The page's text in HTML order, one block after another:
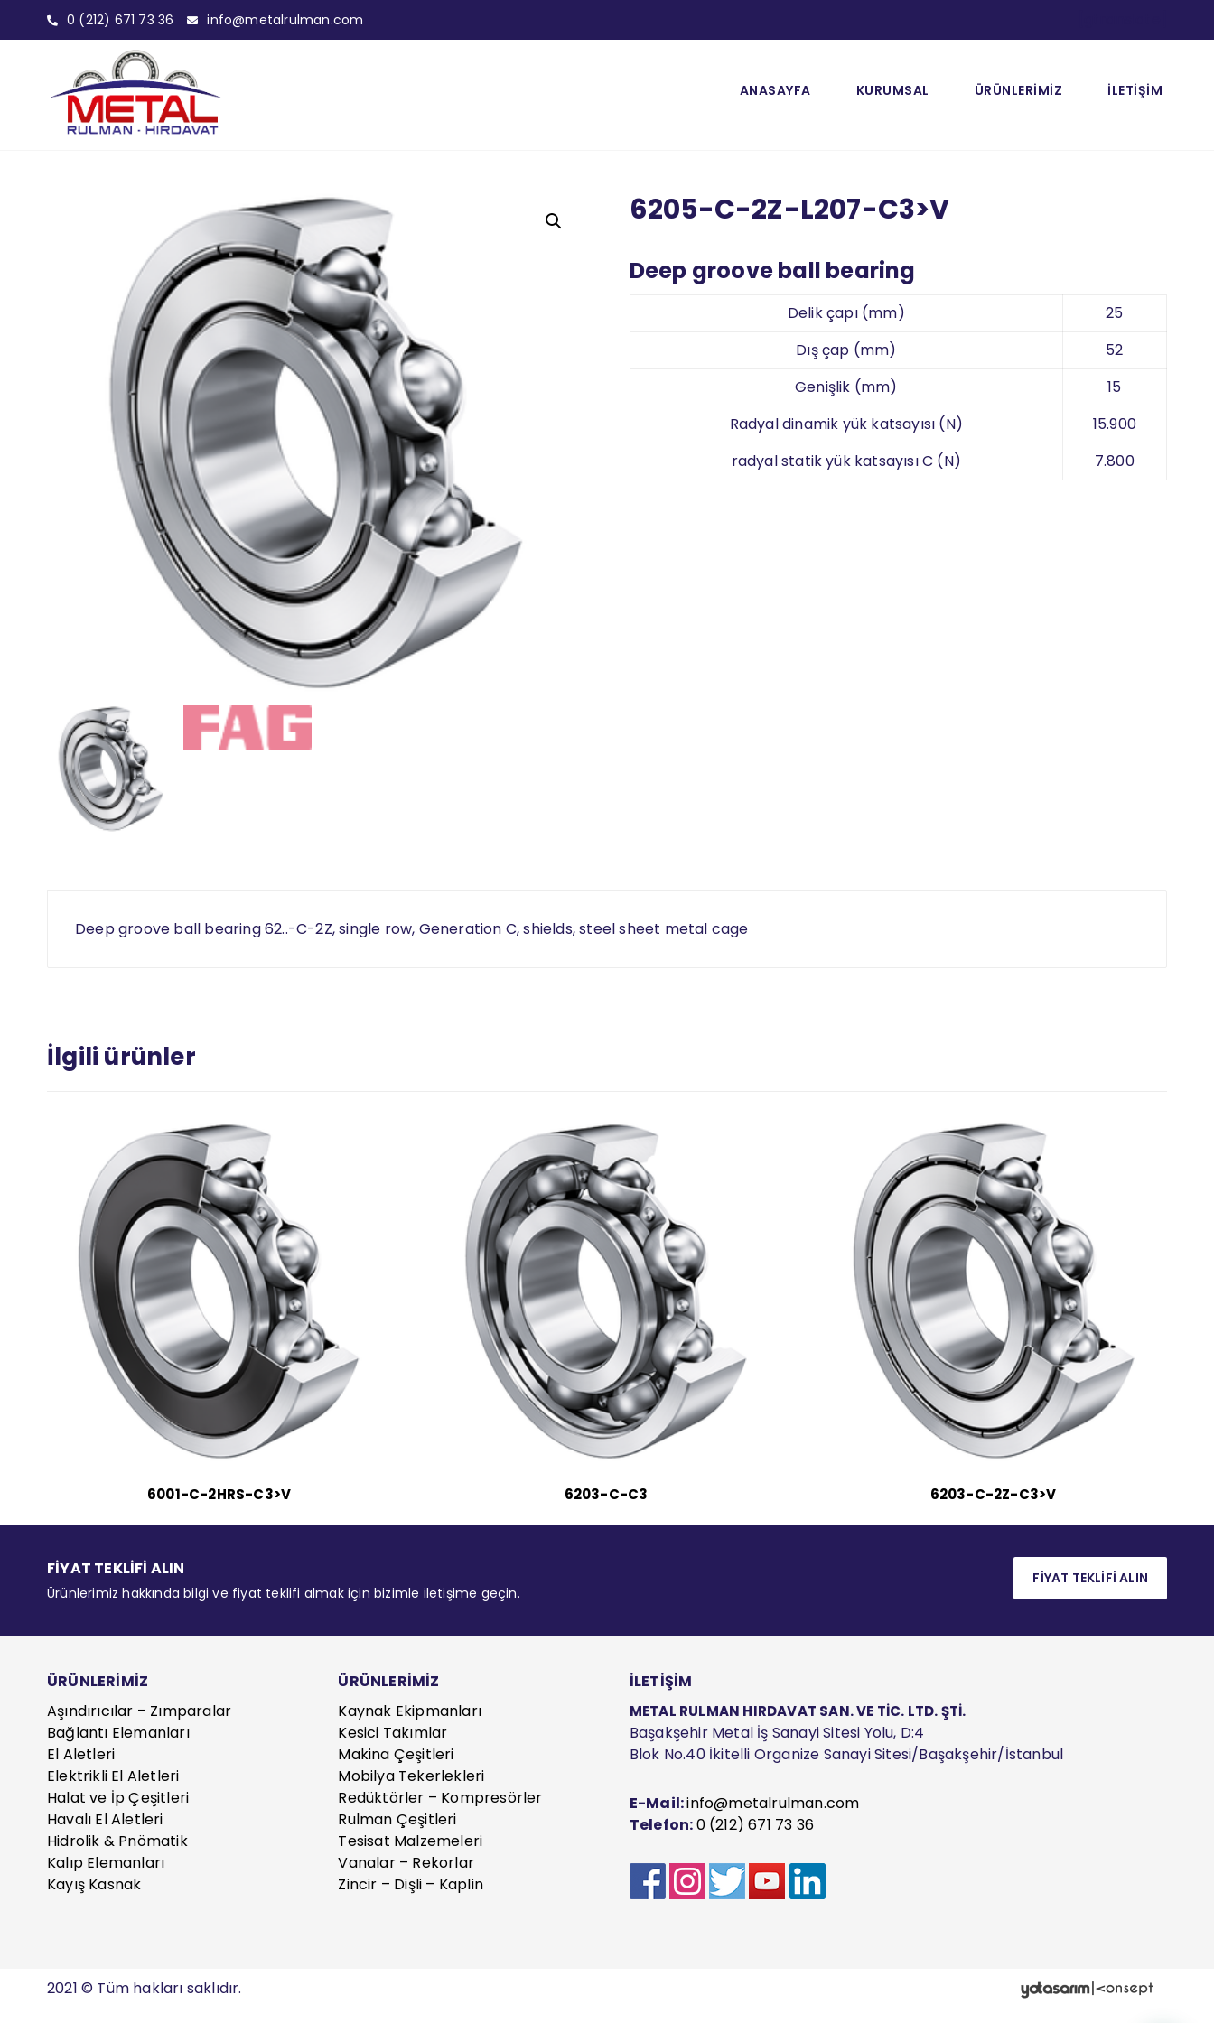
0 (212) 671 73 36 info@metalrulman.com
ANASAYFA KURUMSAL ÜRÜNLERİMİZ İLETİŞİM
6205-C-2Z-L207-C3>V
Deep groove ball bearing
Delik çapı (mm)
25
Dış çap (mm)
52
Genişlik (mm)
15
Radyal dinamik yük katsayısı (N)
15.900
radyal statik yük katsayısı C (N)
7.800
Deep groove ball bearing 62..-C-2Z, single row, Generation C, shields, steel sheet metal cage
İlgili ürünler
6001-C-2HRS-C3>V 6203-C-C3 6203-C-2Z-C3>V
FİYAT TEKLİFİ ALIN
Ürünlerimiz hakkında bilgi ve fiyat teklifi almak için bizimle iletişime geçin.
FİYAT TEKLİFİ ALIN
ÜRÜNLERİMİZ
Aşındırıcılar – Zımparalar
Bağlantı Elemanları
El Aletleri
Elektrikli El Aletleri
Halat ve İp Çeşitleri
Havalı El Aletleri
Hidrolik & Pnömatik
Kalıp Elemanları
Kayış Kasnak
ÜRÜNLERİMİZ
Kaynak Ekipmanları
Kesici Takımlar
Makina Çeşitleri
Mobilya Tekerlekleri
Redüktörler – Kompresörler
Rulman Çeşitleri
Tesisat Malzemeleri
Vanalar – Rekorlar
Zincir – Dişli – Kaplin
İLETİŞİM
METAL RULMAN HIRDAVAT SAN. VE TİC. LTD. ŞTİ.
Başakşehir Metal İş Sanayi Sitesi Yolu, D:4
Blok No.40 İkitelli Organize Sanayi Sitesi/Başakşehir/İstanbul
E-Mail:info@metalrulman.com
Telefon:0 (212) 671 73 36
2021 © Tüm hakları saklıdır.